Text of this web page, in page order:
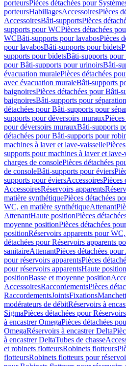
porteursPièces détachées pour
porteursHabillagesAccessoiresPièces
AccessoiresBâti-supportsPièces
supports pour WCPièces détachées
WCBâti-supports pour lavabosPièces
pour lavabosBâti-supports pour bidets
supports pour bidetsBâti-supports pour
pour Bâti-supports pour urinoirsBâti-
évacuation muralePièces détachées
avec évacuation muraleBâti-supports
baignoiresPièces détachées pour Bâti-
baignoiresBâti-supports pour
détachées pour Bâti-supports pour
supports pour déversoirs muraux
pour déversoirs murauxBâti-supports
détachées pour Bâti-supports pour
machines à laver et lave-vaisselle
supports pour machines à laver et lave-
charges de consolePièces détachées
de consoleBâti-supports pour éviers
supports pour éviersAccessoiresPièces
AccessoiresRéservoirs apparents
matière synthétiquePièces détachées
WC, en matière synthétiqueAttenant
AttenantHaute positionPièces
moyenne positionPièces détachées
positionRéservoirs apparents pour
détachées pour Réservoirs apparents
sanitaireAttenantPièces détachées
pour réservoirs apparentsPièces
pour réservoirs apparentsHaute position
positionBasse et moyenne position
AccessoiresRaccordementsPièces
RaccordementsJointsFixations
modérateurs de débitRéservoirs à
SigmaPièces détachées pour
à encastrer OmegaPièces détachées
OmegaRéservoirs à encastrer Delta
à encastrer DeltaTubes de chasse
et robinets flotteursRobinets flotteurs
flotteursRobinets flotteurs pour